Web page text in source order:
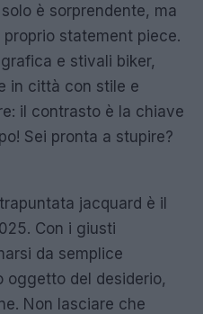
è sorprendente, ma
statement piece.
e stivali biker,
in città con stile e
il contrasto è la chiave
Sei pronta a stupire?
jacquard è il
Con i giusti
da semplice
oggetto del desiderio,
Non lasciare che